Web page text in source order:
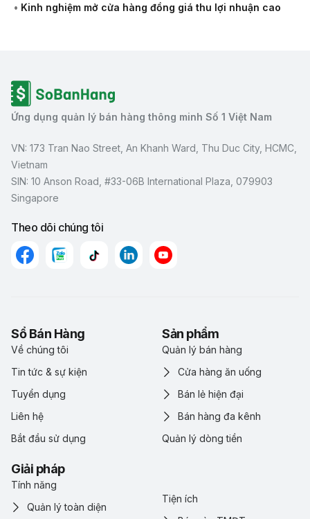
• Kinh nghiệm mở cửa hàng đồng giá thu lợi nhuận cao
Ứng dụng quản lý bán hàng thông minh Số 1 Việt Nam
VN: 173 Tran Nao Street, An Khanh Ward, Thu Duc City, HCMC,
Vietnam
SIN: 10 Anson Road, #33-06B International Plaza, 079903
Singapore
Theo dõi chúng tôi
Sổ Bán Hàng
Về chúng tôi
Tin tức & sự kiện
Tuyển dụng
Liên hệ
Bắt đầu sử dụng
Sản phẩm
Quản lý bán hàng
Cửa hàng ăn uống
Bán lẻ hiện đại
Bán hàng đa kênh
Quản lý dòng tiền
Giải pháp
Tính năng
Quản lý toàn diện
Tiện ích